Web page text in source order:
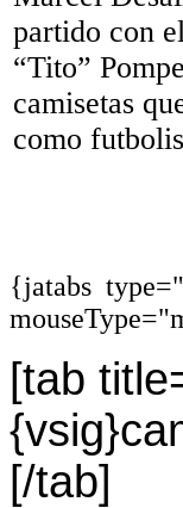
partido con
“Tito”
camisetas
como
{jatabs
[tab
[/tab]